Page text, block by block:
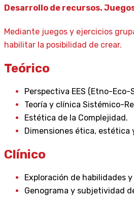
Desarrollo de recursos.
Mediante juegos y ejercicios
habilitar la posibilidad de crear.
Teórico
Perspectiva EES (Etno-Eco-
Teoría y clínica Sistémico-
Estética de la Complejidad.
Dimensiones ética, estética
Clínico
Exploración de habilidades
Genograma y subjetividad